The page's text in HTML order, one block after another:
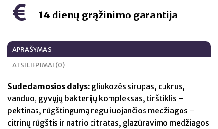
14 dienų grąžinimo garantija
APRAŠYMAS
ATSILIEPIMAI (0)
Sudedamosios dalys: gliukozės sirupas, cukrus,
vanduo, gyvųjų bakterijų kompleksas, tirštiklis –
pektinas, rūgštingumą reguliuojančios medžiagos –
citrinų rūgštis ir natrio citratas, glazūravimo medžiagos